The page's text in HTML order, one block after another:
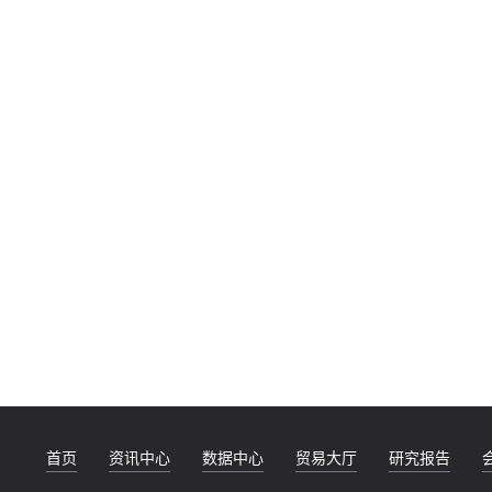
首页 资讯中心 数据中心 贸易大厅 研究报告